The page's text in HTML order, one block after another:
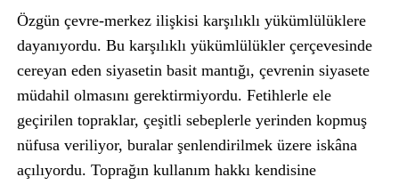
Özgün çevre-merkez ilişkisi karşılıklı yükümlülüklere
dayanıyordu. Bu karşılıklı yükümlülükler çerçevesinde
cereyan eden siyasetin basit mantığı, çevrenin siyasete
müdahil olmasını gerektirmiyordu. Fetihlerle ele
geçirilen topraklar, çeşitli sebeplerle yerinden kopmuş
nüfusa veriliyor, buralar şenlendirilmek üzere iskâna
açılıyordu. Toprağın kullanım hakkı kendisine